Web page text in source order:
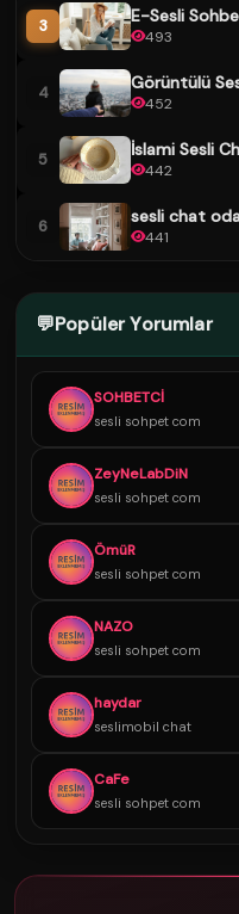
3 E-Sesli
493
4 Görüntülü
452
5 İslami Sesli
442
6 sesli chat
441
💬Popüler Yorumlar
SOHBETCİ
sesli sohpet com
ZeyNeLabDiN
sesli sohpet com
ÖmüR
sesli sohpet com
NAZO
sesli sohpet com
haydar
seslimobil chat
CaFe
sesli sohpet com